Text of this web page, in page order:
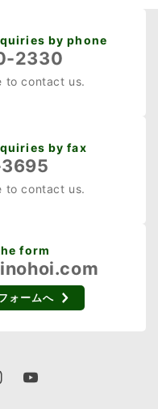
拡大を後押ししている
大きな要因です。 もとも
がちです。特に農作物へ
ます。一度広がると駆
や被害防止が難しい点
、アライグマが危険視
れる理由の一つです。
けて幅広い地域に生息
by phone
2330
to contact us.
by fax
to contact us.
form
ォームへ
YouTube